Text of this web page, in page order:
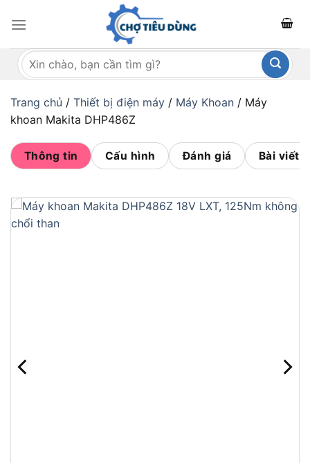
qua
dungTìm
kiếm:
Trang chủ / Thiết bị điện máy / Máy Khoan / Máy
khoan Makita DHP486Z
Thông tin Cấu hình Đánh giá Bài viết